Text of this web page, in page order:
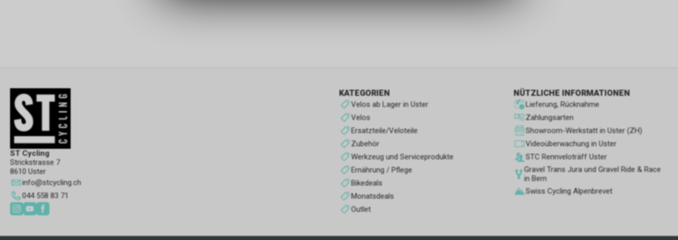
ST Cycling
Strickstrasse 7
8610 Uster
info@stcycling.ch
044 558 83 71
KATEGORIEN
Velos ab Lager in Uster
Velos
Ersatzteile/Veloteile
Zubehör
Werkzeug und Serviceprodukte
Ernährung / Pflege
Bikedeals
Monatsdeals
Outlet
NÜTZLICHE INFORMATIONEN
Lieferung, Rücknahme
Zahlungsarten
Showroom-Werkstatt in Uster (ZH)
Videoüberwachung in Uster
STC Rennve­loträff Uster
Gravel Trans Jura und Gravel Ride & Race
in Bern
Swiss Cycling Alpenbrevet
Sie sind diejenigen, die Informationen über die Anzeigen sammeln, die den
Benutzern der Website angezeigt werden. Sie können anonym sein, wenn sie nur
Informationen über die angezeigten Werbeflächen sammeln, ohne den Benutzer
zu identifizieren, oder personalisiert, wenn sie personenbezogene Daten des
Benutzers des Shops durch einen Dritten sammeln, um diese Werbeflächen zu
Sie sammeln Informationen über das Surferlebnis des Benutzers im Geschäft,